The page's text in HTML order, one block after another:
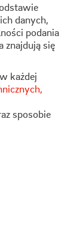
danych,
podania
znajdują się
każdej
sposobie